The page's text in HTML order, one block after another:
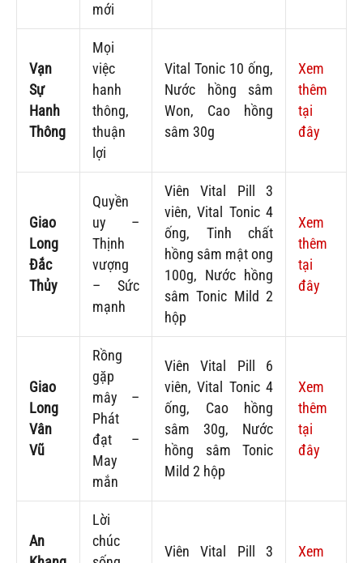
mới
Vạn
Sự
Hanh
Thông
Mọi
việc
hanh
thông,
thuận
lợi
Vital Tonic 10 ống,
Nước hồng sâm
Won, Cao hồng
sâm 30g
Xem
thêm
tại
đây
Giao
Long
Đắc
Thủy
Quyền
uy –
Thịnh
vượng
– Sức
mạnh
Viên Vital Pill 3
viên, Vital Tonic 4
ống, Tinh chất
hồng sâm mật ong
100g, Nước hồng
sâm Tonic Mild 2
hộp
Xem
thêm
tại
đây
Giao
Long
Vân
Vũ
Rồng
gặp
mây –
Phát
đạt –
May
mắn
Viên Vital Pill 6
viên, Vital Tonic 4
ống, Cao hồng
sâm 30g, Nước
hồng sâm Tonic
Mild 2 hộp
Xem
thêm
tại
đây
An
Lời
chúc
Viên Vital Pill 3 Xem